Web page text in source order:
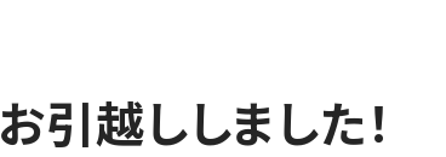
お引越ししました！